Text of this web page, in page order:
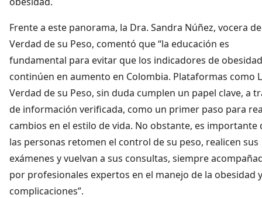
Frente a este panorama, la Dra. Sandra Núñez, vocera
Verdad de su Peso, comentó que “la educación es
fundamental para evitar que los indicadores de obesidad
continúen en aumento en Colombia. Plataformas como
Verdad de su Peso, sin duda cumplen un papel clave, a
de información verificada, como un primer paso para
cambios en el estilo de vida. No obstante, es importante
las personas retomen el control de su peso, realicen sus
exámenes y vuelvan a sus consultas, siempre
por profesionales expertos en el manejo de la obesidad
complicaciones”.